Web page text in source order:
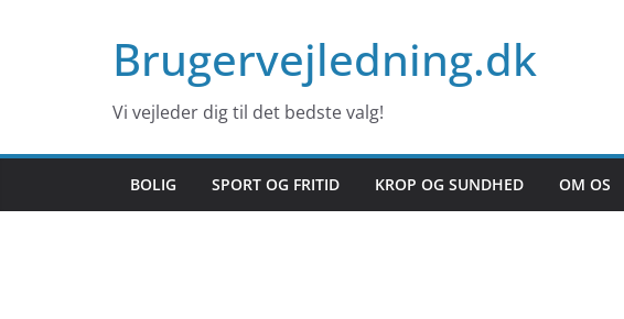
Brugervejledning.dk
Vi vejleder dig til det bedste valg!
BOLIG SPORT OG FRITID KROP OG SUNDHED OM OS